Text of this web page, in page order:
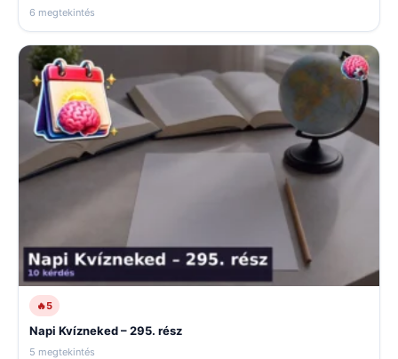
6 megtekintés
🔥5
Napi Kvízneked – 295. rész
5 megtekintés